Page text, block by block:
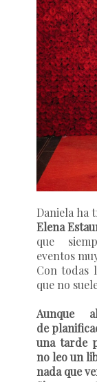
Daniela ha
Elena
que
eventos
Con todas
que no
Aunque
de
una tarde
no leo un
nada que